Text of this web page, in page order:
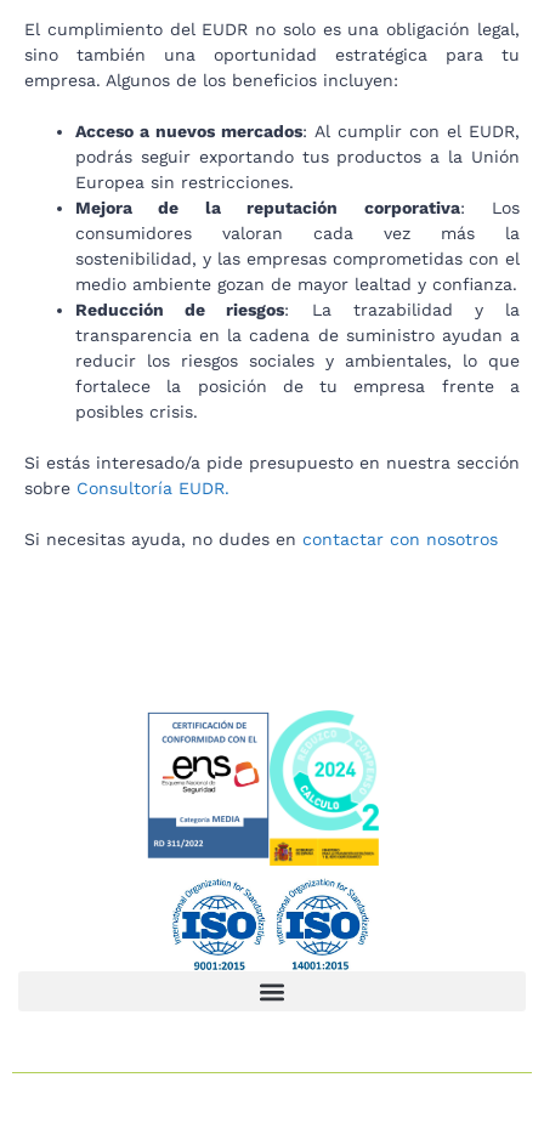
El cumplimiento del EUDR no solo es una obligación legal,
sino también una oportunidad estratégica para tu
empresa. Algunos de los beneficios incluyen:
Acceso a nuevos mercados: Al cumplir con el EUDR,
podrás seguir exportando tus productos a la Unión
Europea sin restricciones.
Mejora de la reputación corporativa: Los
consumidores valoran cada vez más la
sostenibilidad, y las empresas comprometidas con el
medio ambiente gozan de mayor lealtad y confianza.
Reducción de riesgos: La trazabilidad y la
transparencia en la cadena de suministro ayudan a
reducir los riesgos sociales y ambientales, lo que
fortalece la posición de tu empresa frente a
posibles crisis.
Si estás interesado/a pide presupuesto en nuestra sección
sobre Consultoría EUDR.
Si necesitas ayuda, no dudes en contactar con nosotros